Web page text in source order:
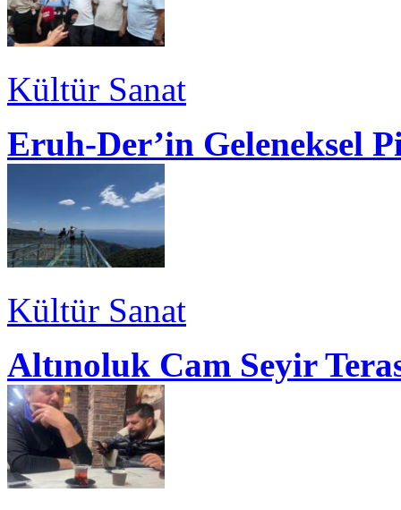
Kültür Sanat
Eruh-Der’in Geleneksel
Kültür Sanat
Altınoluk Cam Seyir